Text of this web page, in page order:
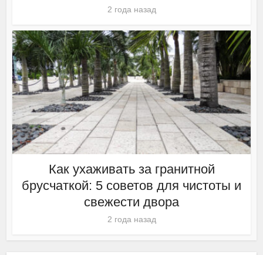
2 года назад
Как ухаживать за гранитной
брусчаткой: 5 советов для чистоты и
свежести двора
2 года назад